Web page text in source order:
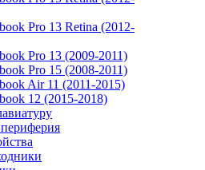
Pro 13 Retina (2012-
Pro 13 (2009-2011)
Pro 15 (2008-2011)
Air 11 (2011-2015)
12 (2015-2018)